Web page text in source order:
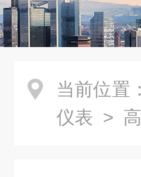
当前位置：
仪表 >